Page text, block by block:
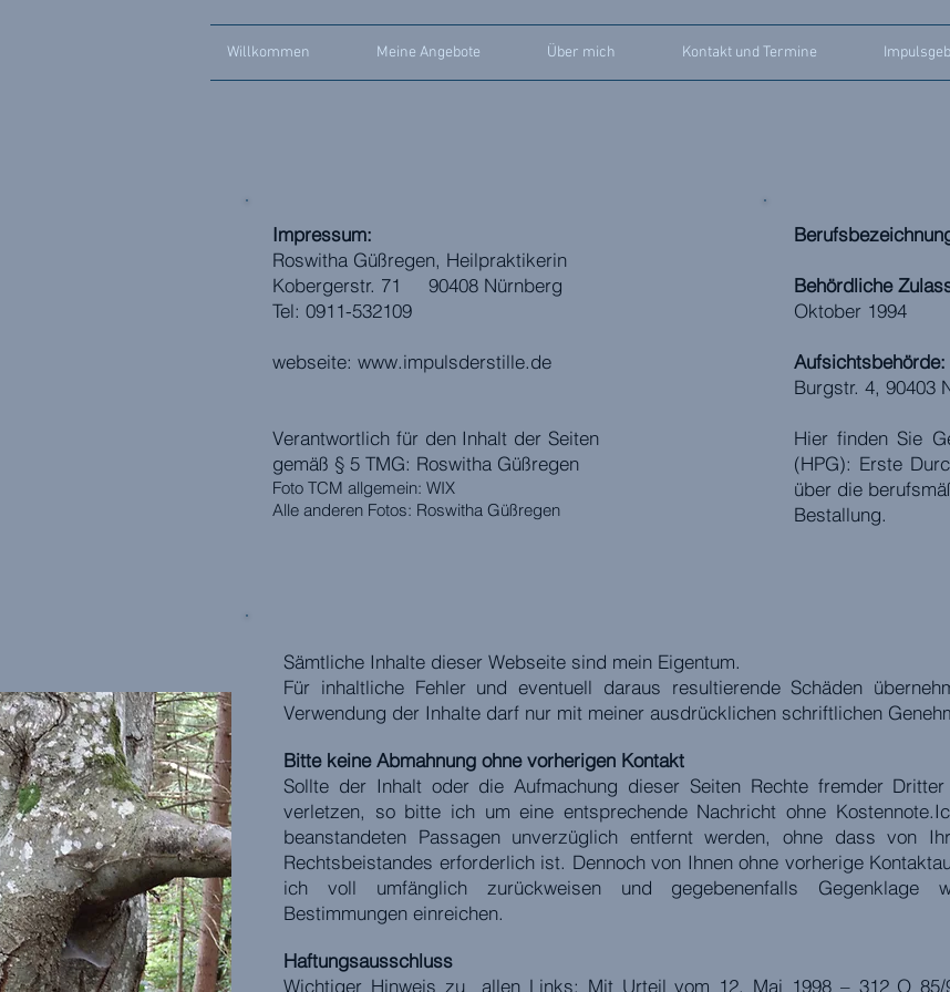
Willkommen Meine Angebote Über mich Kontakt und Termine
Impressum:
Roswitha Güßregen, Heilpraktikerin
Kobergerstr. 71 90408 Nürnberg
Tel: 0911-532109
webseite: www.impulsderstille.de
Verantwortlich für den Inhalt der Seiten
gemäß § 5 TMG: Roswitha Güßregen
Foto TCM allgemein: WIX
Alle anderen Fotos: Roswitha Güßregen
Behördliche
Oktober 1994
Aufsichtsbehörde:
Burgstr. 4,
Hier finden Sie
(HPG): Erste
über die
Bestallung.
Sämtliche Inhalte dieser Webseite sind mein Eigentum.
Für inhaltliche Fehler und eventuell daraus resultierende Schäden
Verwendung der Inhalte darf nur mit meiner ausdrücklichen schriftlichen
Bitte keine Abmahnung ohne vorherigen Kontakt
Sollte der Inhalt oder die Aufmachung dieser Seiten Rechte fremder
verletzen, so bitte ich um eine entsprechende Nachricht ohne
beanstandeten Passagen unverzüglich entfernt werden, ohne dass von
Rechtsbeistandes erforderlich ist. Dennoch von Ihnen ohne vorherige
ich voll umfänglich zurückweisen und gegebenenfalls Gegenklage
Bestimmungen einreichen.
Haftungsausschluss
Wichtiger Hinweis zu allen Links: Mit Urteil vom 12. Mai 1998 – 312 O 85/